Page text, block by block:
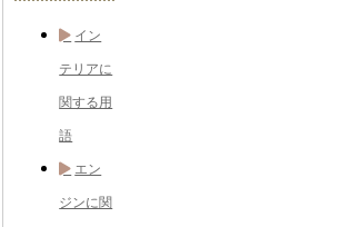
イン
テリアに
関する用
語
エン
ジンに関